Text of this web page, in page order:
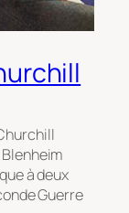
à deux
Guerre